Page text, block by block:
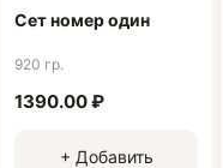
возможно? Все просто!
минут аппетитное
Сет номер один
920 гр.
1390.00 ₽
+ Добавить